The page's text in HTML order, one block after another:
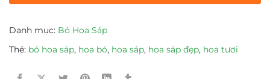
Danh mục: Bó Hoa Sáp
Thẻ: bó hoa sáp, hoa bó, hoa sáp, hoa sáp đẹp, hoa tươi